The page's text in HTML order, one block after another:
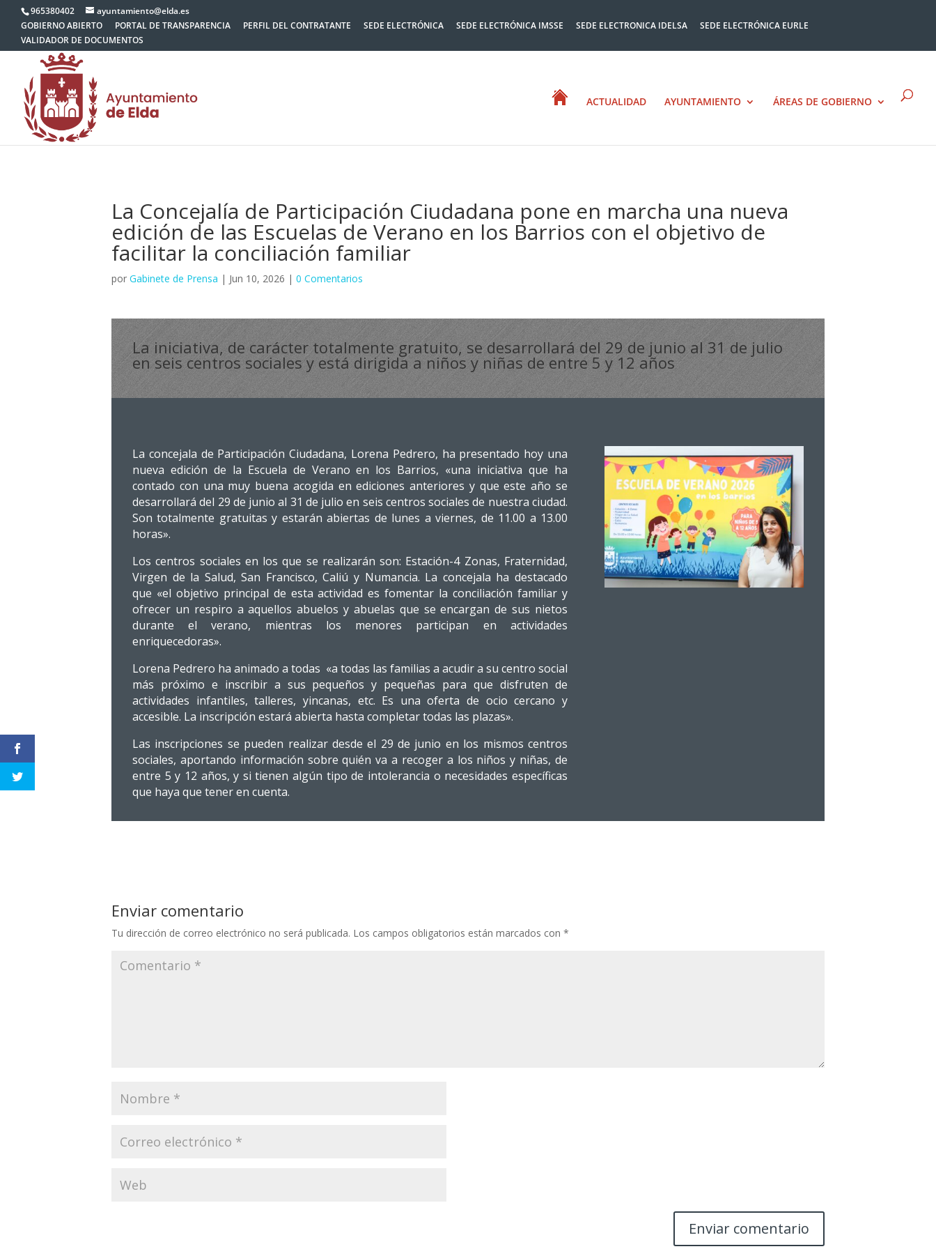
965380402
ayuntamiento@elda.es
GOBIERNO ABIERTO
PORTAL DE TRANSPARENCIA PERFIL DEL CONTRATANTE SEDE ELECTRÓNICA SEDE ELECTRÓNICA IMSSE SEDE ELECTRONICA IDELSA
SEDE ELECTRÓNICA EURLE
VALIDADOR DE DOCUMENTOS
ACTUALIDAD AYUNTAMIENTO ÁREAS DE GOBIERNO
La Concejalía de Participación Ciudadana pone en marcha una nueva
edición de las Escuelas de Verano en los Barrios con el objetivo de
facilitar la conciliación familiar
por Gabinete de Prensa | Jun 10, 2026 | 0 Comentarios
La iniciativa, de carácter totalmente gratuito, se desarrollará del 29 de junio al 31 de julio
en seis centros sociales y está dirigida a niños y niñas de entre 5 y 12 años
La concejala de Participación Ciudadana, Lorena Pedrero, ha presentado hoy una
nueva edición de la Escuela de Verano en los Barrios, «una iniciativa que ha
contado con una muy buena acogida en ediciones anteriores y que este año se
desarrollará del 29 de junio al 31 de julio en seis centros sociales de nuestra ciudad.
Son totalmente gratuitas y estarán abiertas de lunes a viernes, de 11.00 a 13.00
horas».
Los centros sociales en los que se realizarán son: Estación-4 Zonas, Fraternidad,
Virgen de la Salud, San Francisco, Caliú y Numancia. La concejala ha destacado
que «el objetivo principal de esta actividad es fomentar la conciliación familiar y
ofrecer un respiro a aquellos abuelos y abuelas que se encargan de sus nietos
durante el verano, mientras los menores participan en actividades
enriquecedoras».
Lorena Pedrero ha animado a todas «a todas las familias a acudir a su centro social
más próximo e inscribir a sus pequeños y pequeñas para que disfruten de
actividades infantiles, talleres, yincanas, etc. Es una oferta de ocio cercano y
accesible. La inscripción estará abierta hasta completar todas las plazas».
Las inscripciones se pueden realizar desde el 29 de junio en los mismos centros
sociales, aportando información sobre quién va a recoger a los niños y niñas, de
entre 5 y 12 años, y si tienen algún tipo de intolerancia o necesidades específicas
que haya que tener en cuenta.
Enviar comentario
Tu dirección de correo electrónico no será publicada. Los campos obligatorios están marcados con *